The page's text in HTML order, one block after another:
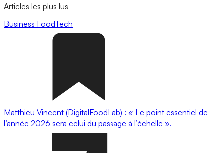
Articles les plus lus
Business FoodTech
Matthieu Vincent (DigitalFoodLab) : « Le point essentiel de
l’année 2026 sera celui du passage à l’échelle ».